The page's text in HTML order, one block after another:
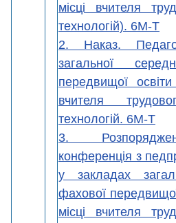
місці вчителя
технологій). 6М-Т
2. Наказ.
загальної
передвищої
вчителя
технологій. 6М-Т
3.
конференція з
у закладах
фахової
місці вчителя